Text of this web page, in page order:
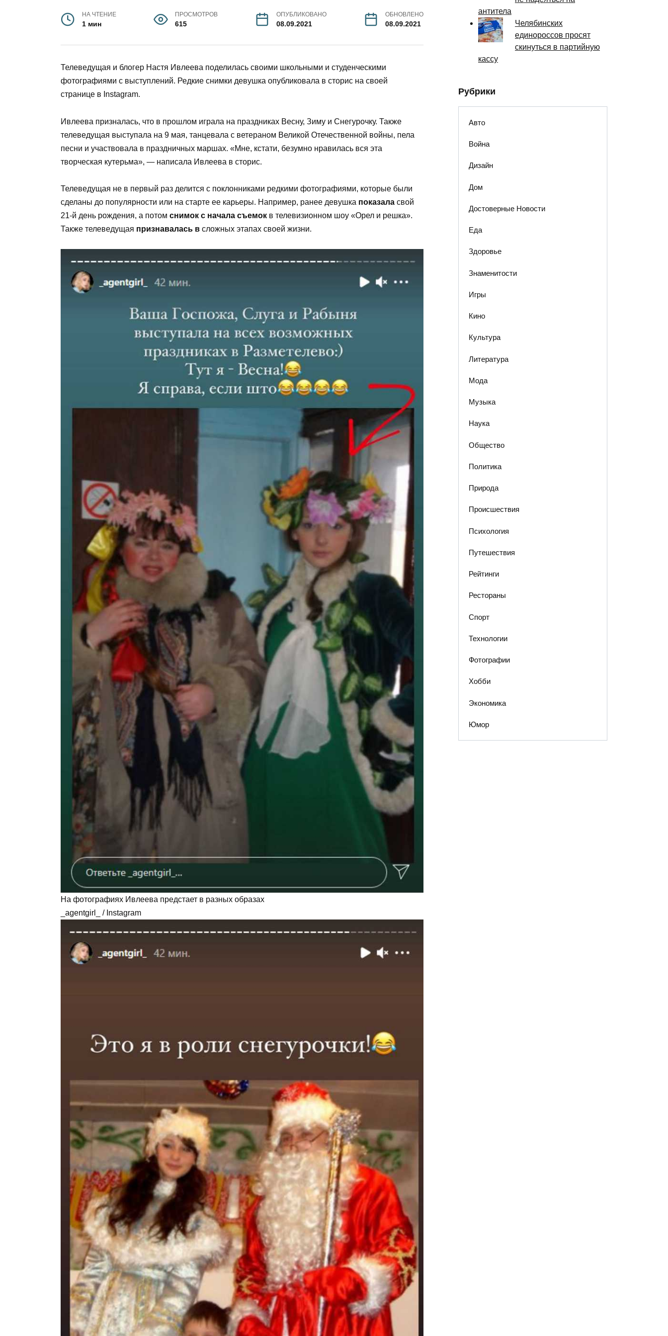
НА ЧТЕНИЕ
1 мин
ПРОСМОТРОВ
615
ОПУБЛИКОВАНО
08.09.2021
ОБНОВЛЕНО
08.09.2021
Телеведущая и блогер Настя Ивлеева поделилась своими школьными и студенческими
фотографиями с выступлений. Редкие снимки девушка опубликовала в сторис на своей
странице в Instagram.
Ивлеева призналась, что в прошлом играла на праздниках Весну, Зиму и Снегурочку. Также
телеведущая выступала на 9 мая, танцевала с ветераном Великой Отечественной войны, пела
песни и участвовала в праздничных маршах. «Мне, кстати, безумно нравилась вся эта
творческая кутерьма», — написала Ивлеева в сторис.
Телеведущая не в первый раз делится с поклонниками редкими фотографиями, которые были
сделаны до популярности или на старте ее карьеры. Например, ранее девушка показала свой
21-й день рождения, а потом снимок с начала съемок в телевизионном шоу «Орел и решка».
Также телеведущая признавалась в сложных этапах своей жизни.
На фотографиях Ивлеева предстает в разных образах
_agentgirl_ / Instagram
антитела
Челябинских
единороссов просят
скинуться в партийную
кассу
Рубрики
Авто
Война
Дизайн
Дом
Достоверные Новости
Еда
Здоровье
Знаменитости
Игры
Кино
Культура
Литература
Мода
Музыка
Наука
Общество
Политика
Природа
Происшествия
Психология
Путешествия
Рейтинги
Рестораны
Спорт
Технологии
Фотографии
Хобби
Экономика
Юмор